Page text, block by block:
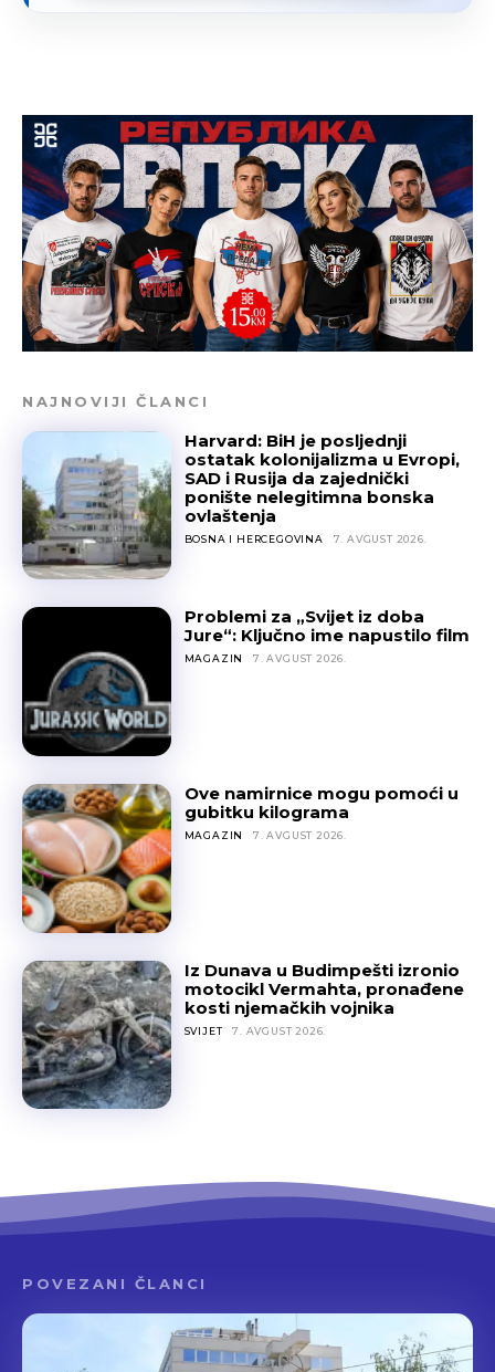
NAJNOVIJI ČLANCI
Harvard: BiH je posljednji
ostatak kolonijalizma u Evropi,
SAD i Rusija da zajednički
ponište nelegitimna bonska
ovlaštenja
BOSNA I HERCEGOVINA 7. AVGUST 2026.
Problemi za „Svijet iz doba
Jure“: Ključno ime napustilo film
MAGAZIN 7. AVGUST 2026.
Ove namirnice mogu pomoći u
gubitku kilograma
MAGAZIN 7. AVGUST 2026.
Iz Dunava u Budimpešti izronio
motocikl Vermahta, pronađene
kosti njemačkih vojnika
SVIJET 7. AVGUST 2026.
POVEZANI ČLANCI